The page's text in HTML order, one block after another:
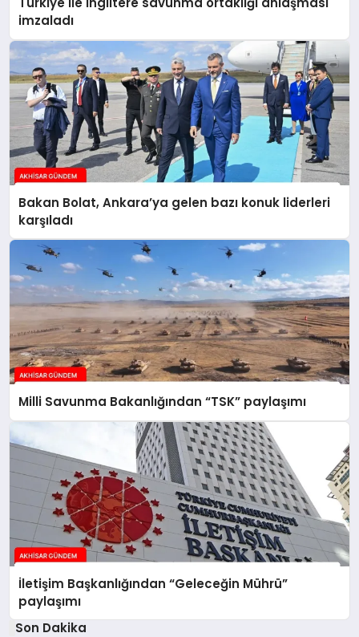
imzaladı
Bakan Bolat, Ankara’ya gelen bazı konuk liderleri
karşıladı
Milli Savunma Bakanlığından “TSK” paylaşımı
İletişim Başkanlığından “Geleceğin Mührü”
paylaşımı
Son Dakika